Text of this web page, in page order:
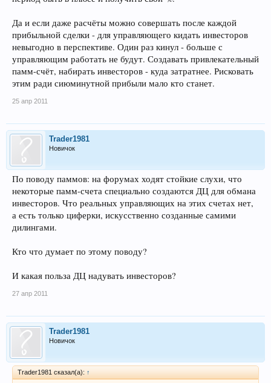
Да и если даже расчёты можно совершать после каждой
прибыльной сделки - для управляющего кидать инвесторов
невыгодно в перспективе. Один раз кинул - больше с
управляющим работать не будут. Создавать привлекательный
памм-счёт, набирать инвесторов - куда затратнее. Рисковать
этим ради сиюминутной прибыли мало кто станет.
25 апр 2011
Trader1981
Новичок
По поводу паммов: на форумах ходят стойкие слухи, что
некоторые памм-счета специально создаются ДЦ для обмана
инвесторов. Что реальных управляющих на этих счетах нет,
а есть только циферки, искусственно созданные самими
дилингами.
Кто что думает по этому поводу?
И какая польза ДЦ надувать инвесторов?
27 апр 2011
Trader1981
Новичок
Trader1981 сказал(а): ↑